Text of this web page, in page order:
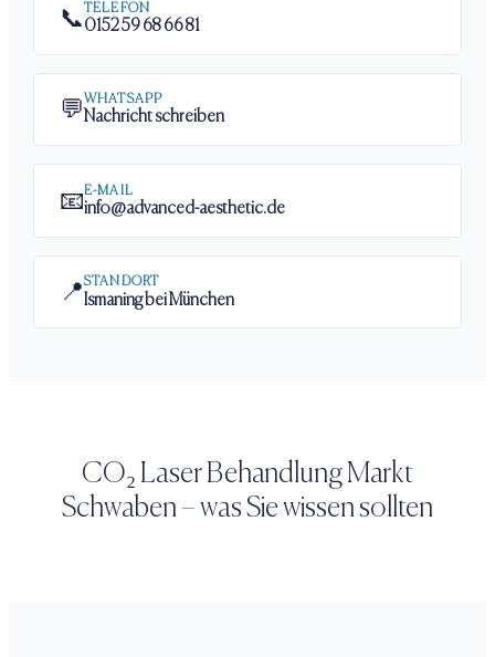
📞TELEFON
0152 59 68 66 81
💬WHATSAPP
Nachricht schreiben
📧E-MAIL
info@advanced-aesthetic.de
📍STANDORT
Ismaning bei München
CO₂ Laser BehandlungMarkt
Schwaben– was Sie wissen sollten